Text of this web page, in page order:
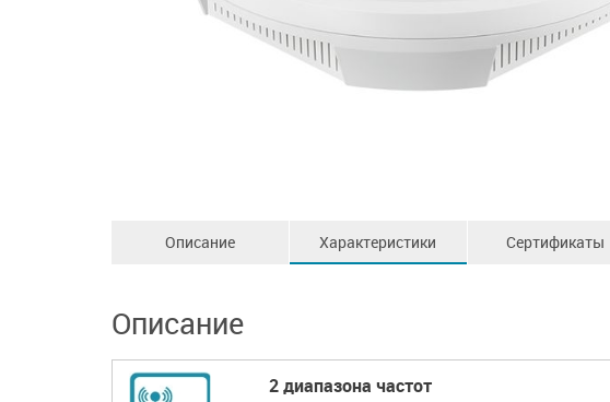
Описание Характеристики Сертификаты
Описание
2 диапазона частот